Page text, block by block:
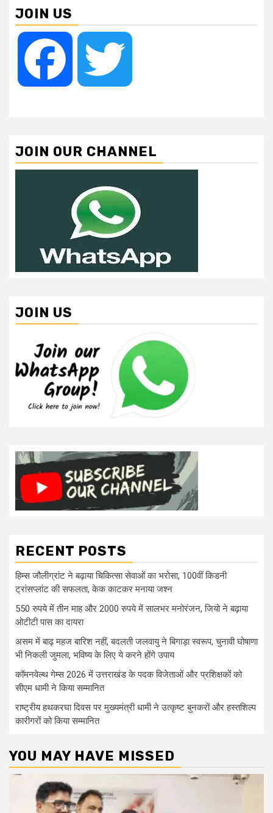
JOIN US
Facebook
JOIN OUR CHANNEL
JOIN US
RECENT POSTS
हिम्स जौलीग्रांट ने बढ़ाया चिकित्सा सेवाओं का भरोसा, 100वीं किडनी
ट्रांसप्लांट की सफलता, केक काटकर मनाया जश्न
550 रुपये में तीन माह और 2000 रुपये में सालभर मनोरंजन, जियो ने बढ़ाया
ओटीटी पास का दायरा
असम में बाढ़ महज बारिश नहीं, बदलती जलवायु ने बिगाड़ा स्वरूप, चुनावी घोषाणा
भी निकली जुमला, भविष्य के लिए ये करने होंगे उपाय
कॉमनवेल्थ गेम्स 2026 में उत्तराखंड के पदक विजेताओं और प्रशिक्षकों को
सीएम धामी ने किया सम्मानित
राष्ट्रीय हथकरघा दिवस पर मुख्यमंत्री धामी ने उत्कृष्ट बुनकरों और हस्तशिल्प
कारीगरों को किया सम्मानित
YOU MAY HAVE MISSED